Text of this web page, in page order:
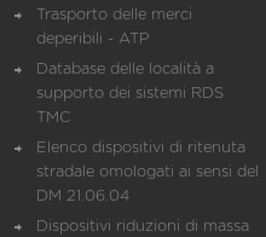
Trasporto delle merci
deperibili - ATP
Database delle località a
supporto dei sistemi RDS
TMC
Elenco dispositivi di ritenuta
stradale omologati ai sensi del
DM 21.06.04
Dispositivi riduzioni di massa